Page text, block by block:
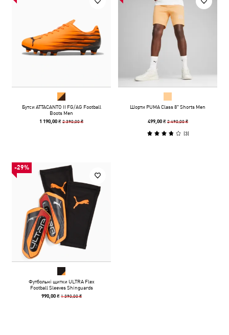
Бутси ATTACANTO II FG/AG Football
Boots Men
1 190,00 ₴2 390,00 ₴
Шорти PUMA Class 8" Shorts Men
499,00 ₴ 2 490,00 ₴
(3)
-29%
Футбольні щитки ULTRA Flex
Football Sleeves Shinguards
990,00 ₴ 1 390,00 ₴